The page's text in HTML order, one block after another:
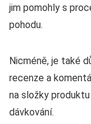
jim pomohly s
pohodu.
Nicméně, je také
recenze a
na složky
dávkování.